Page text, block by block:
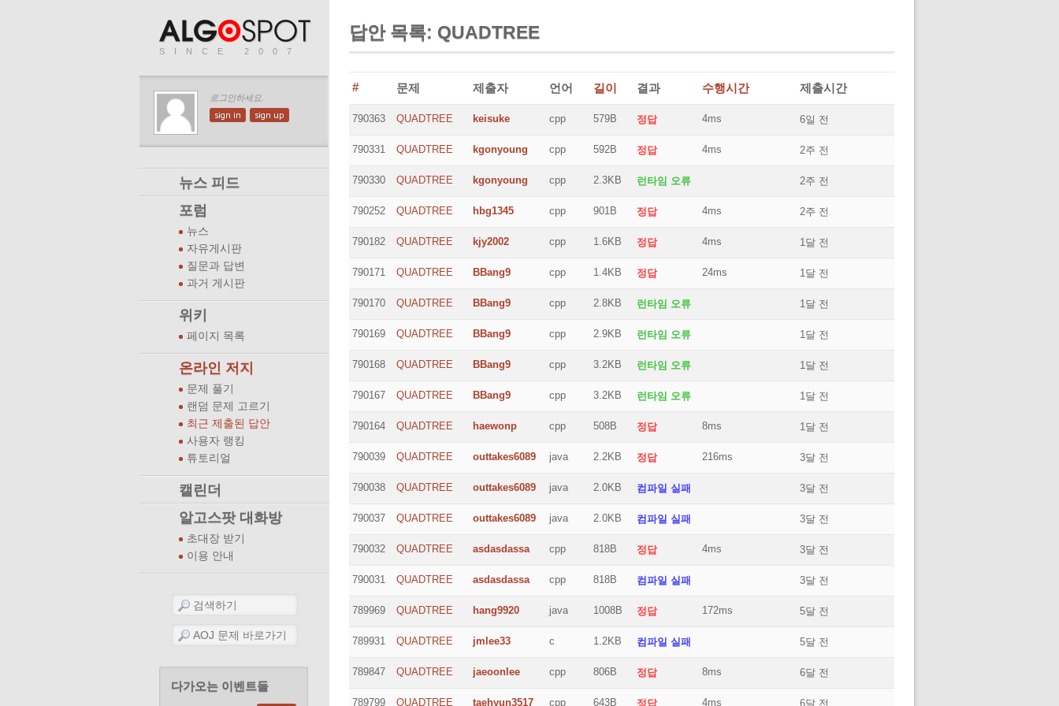
SINCE 2007
로그인하세요.
sign in sign up
뉴스 피드
포럼
뉴스
자유게시판
질문과 답변
과거 게시판
위키
페이지 목록
온라인 저지
문제 풀기
랜덤 문제 고르기
최근 제출된 답안
사용자 랭킹
튜토리얼
캘린더
알고스팟 대화방
초대장 받기
이용 안내
다가오는 이벤트들
답안 목록: QUADTREE
# 문제 제출자 언어 길이 결과 수행시간 제출시간
790363 QUADTREE keisuke cpp 579B 정답 4ms 6일 전
790331 QUADTREE kgonyoung cpp 592B 정답 4ms 2주 전
790330 QUADTREE kgonyoung cpp 2.3KB 런타임 오류 2주 전
790252 QUADTREE hbg1345 cpp 901B 정답 4ms 2주 전
790182 QUADTREE kjy2002 cpp 1.6KB 정답 4ms 1달 전
790171 QUADTREE BBang9 cpp 1.4KB 정답 24ms 1달 전
790170 QUADTREE BBang9 cpp 2.8KB 런타임 오류 1달 전
790169 QUADTREE BBang9 cpp 2.9KB 런타임 오류 1달 전
790168 QUADTREE BBang9 cpp 3.2KB 런타임 오류 1달 전
790167 QUADTREE BBang9 cpp 3.2KB 런타임 오류 1달 전
790164 QUADTREE haewonp cpp 508B 정답 8ms 1달 전
790039 QUADTREE outtakes6089 java 2.2KB 정답 216ms 3달 전
790038 QUADTREE outtakes6089 java 2.0KB 컴파일 실패 3달 전
790037 QUADTREE outtakes6089 java 2.0KB 컴파일 실패 3달 전
790032 QUADTREE asdasdassa cpp 818B 정답 4ms 3달 전
790031 QUADTREE asdasdassa cpp 818B 컴파일 실패 3달 전
789969 QUADTREE hang9920 java 1008B 정답 172ms 5달 전
789931 QUADTREE jmlee33 c 1.2KB 컴파일 실패 5달 전
789847 QUADTREE jaeoonlee cpp 806B 정답 8ms 6달 전
789799 QUADTREE taehyun3517 cpp 643B 정답 4ms 6달 전